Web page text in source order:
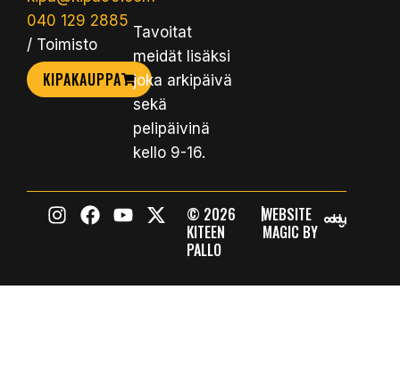
040 129 2885
/ Toimisto
KIPAKAUPPA
Tavoitat
meidät lisäksi
joka arkipäivä
sekä
pelipäivinä
kello 9-16.
© 2026
KITEEN
PALLO
|WEBSITE
MAGIC BY